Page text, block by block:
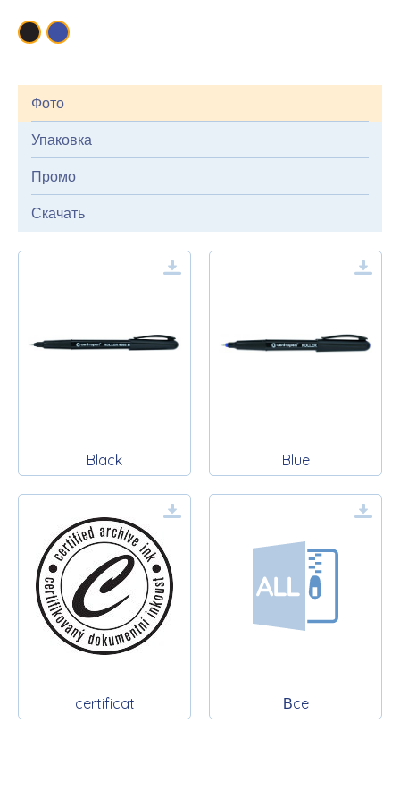
Фото
Упаковка
Промо
Скачать
Black Blue
certificat Вce